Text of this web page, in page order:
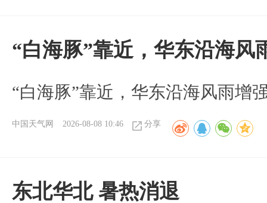
“白海豚”靠近，华东沿海风
“白海豚”靠近，华东沿海风雨增
中国天气网 2026-08-08 10:46 分享
​东北华北 暑热消退